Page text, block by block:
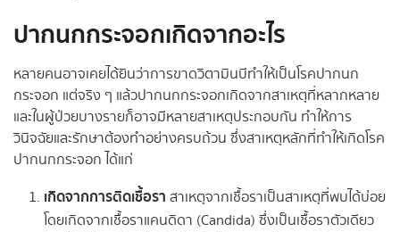
ปากนกกระจอกเกิดจากอะไร
หลายคนอาจเคยได้ยินว่าการขาดวิตามินบีทำให้เป็นโรคปากนก
กระจอก แต่จริง ๆ แล้วปากนกกระจอกเกิดจากสาเหตุที่หลากหลาย
และในผู้ป่วยบางรายก็อาจมีหลายสาเหตุประกอบกัน ทำให้การ
วินิจฉัยและรักษาต้องทำอย่างครบถ้วน ซึ่งสาเหตุหลักที่ทำให้เกิดโรค
ปากนกกระจอก ได้แก่
เกิดจากการติดเชื้อราสาเหตุจากเชื้อราเป็นสาเหตุที่พบได้บ่อย
โดยเกิดจากเชื้อราแคนดิดา (Candida) ซึ่งเป็นเชื้อราตัวเดียว